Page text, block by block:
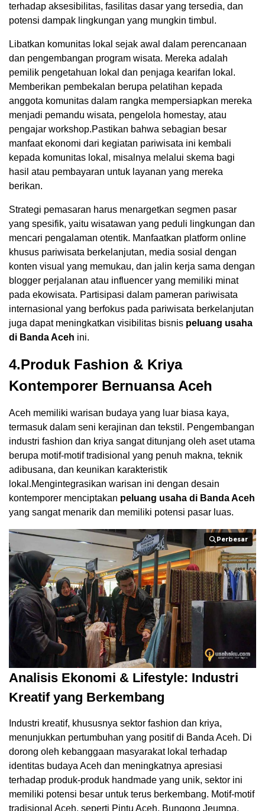
terhadap aksesibilitas, fasilitas dasar yang tersedia, dan
potensi dampak lingkungan yang mungkin timbul.
Libatkan komunitas lokal sejak awal dalam perencanaan
dan pengembangan program wisata. Mereka adalah
pemilik pengetahuan lokal dan penjaga kearifan lokal.
Memberikan pembekalan berupa pelatihan kepada
anggota komunitas dalam rangka mempersiapkan mereka
menjadi pemandu wisata, pengelola homestay, atau
pengajar workshop.Pastikan bahwa sebagian besar
manfaat ekonomi dari kegiatan pariwisata ini kembali
kepada komunitas lokal, misalnya melalui skema bagi
hasil atau pembayaran untuk layanan yang mereka
berikan.
Strategi pemasaran harus menargetkan segmen pasar
yang spesifik, yaitu wisatawan yang peduli lingkungan dan
mencari pengalaman otentik. Manfaatkan platform online
khusus pariwisata berkelanjutan, media sosial dengan
konten visual yang memukau, dan jalin kerja sama dengan
blogger perjalanan atau influencer yang memiliki minat
pada ekowisata. Partisipasi dalam pameran pariwisata
internasional yang berfokus pada pariwisata berkelanjutan
juga dapat meningkatkan visibilitas bisnis peluang usaha
di Banda Aceh ini.
4.Produk Fashion & Kriya
Kontemporer Bernuansa Aceh
Aceh memiliki warisan budaya yang luar biasa kaya,
termasuk dalam seni kerajinan dan tekstil. Pengembangan
industri fashion dan kriya sangat ditunjang oleh aset utama
berupa motif-motif tradisional yang penuh makna, teknik
adibusana, dan keunikan karakteristik
lokal.Mengintegrasikan warisan ini dengan desain
kontemporer menciptakan peluang usaha di Banda Aceh
yang sangat menarik dan memiliki potensi pasar luas.
Perbesar
Perbesar
Analisis Ekonomi & Lifestyle: Industri
Kreatif yang Berkembang
Industri kreatif, khususnya sektor fashion dan kriya,
menunjukkan pertumbuhan yang positif di Banda Aceh. Di
dorong oleh kebanggaan masyarakat lokal terhadap
identitas budaya Aceh dan meningkatnya apresiasi
terhadap produk-produk handmade yang unik, sektor ini
memiliki potensi besar untuk terus berkembang. Motif-motif
tradisional Aceh, seperti Pintu Aceh, Bungong Jeumpa,